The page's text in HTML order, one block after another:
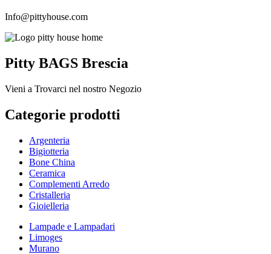
Info@pittyhouse.com
Pitty BAGS Brescia
Vieni a Trovarci nel nostro Negozio
Categorie prodotti
Argenteria
Bigiotteria
Bone China
Ceramica
Complementi Arredo
Cristalleria
Gioielleria
Lampade e Lampadari
Limoges
Murano